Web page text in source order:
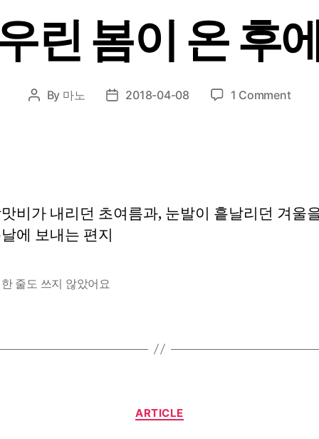
린 봄이 온 후
Post
By 마노
Post2018-04-08 1 Commenton
에
비가 내리던 초여름과, 눈발이 흩날리던 겨울
에 보내는 편지
한 줄도 쓰지 않았어요
Categories
ARTICLE